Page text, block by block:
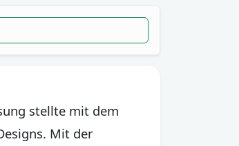
stellte mit dem
Mit der